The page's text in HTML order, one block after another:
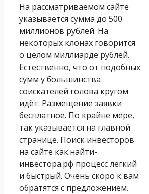
На рассматриваемом сайте
указывается сумма до 500
миллионов рублей. На
некоторых клонах говорится
о целом миллиарде рублей.
Естественно, что от подобных
сумм у большинства
соискателей голова кругом
идёт. Размещение заявки
бесплатное. По крайне мере,
так указывается на главной
странице. Поиск инвесторов
на сайте как.найти-
инвестора.рф процесс легкий
и быстрый. Очень скоро к вам
обратятся с предложением.